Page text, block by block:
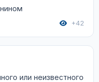
+42
или неизвестного